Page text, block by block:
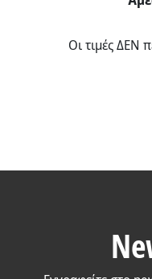
Οι τιμές ΔΕΝ